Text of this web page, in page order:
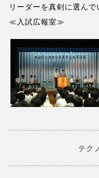
リーダーを真剣に選んで
≪入試広報室≫
テク